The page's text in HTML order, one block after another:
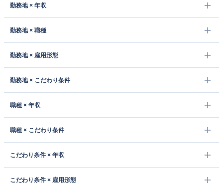
勤務地 × 年収
勤務地 × 職種
勤務地 × 雇用形態
勤務地 × こだわり条件
職種 × 年収
職種 × こだわり条件
こだわり条件 × 年収
こだわり条件 × 雇用形態